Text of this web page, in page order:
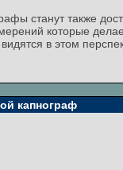
станут также
которые
в этом
капнограф